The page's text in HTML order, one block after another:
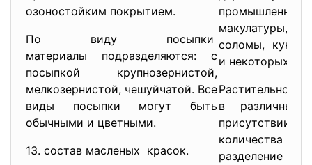
озоностойким покрытием.
По виду посыпки
материалы подразделяются: с
посыпкой крупнозернистой,
мелкозернистой, чешуйчатой. Все
виды посыпки могут быть
обычными и цветными.
13. состав масленых красок.
макулатуры,
соломы,
и некоторых
Растительное
в
количества
разделение